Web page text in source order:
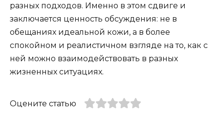
разных подходов. Именно в этом сдвиге и
заключается ценность обсуждения: не в
обещаниях идеальной кожи, а в более
спокойном и реалистичном взгляде на то, как с
ней можно взаимодействовать в разных
жизненных ситуациях.
Оцените статью